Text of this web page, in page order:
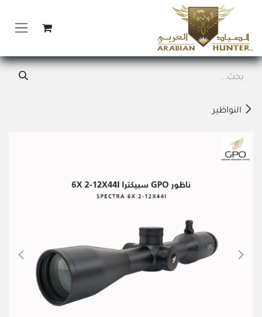
تخطي للذهاب إلى المحتوى
النواظير